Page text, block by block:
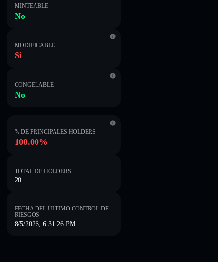
MINTEABLE
No
MODIFICABLE
Sí
CONGELABLE
No
% DE PRINCIPALES HOLDERS
100.00%
TOTAL DE HOLDERS
20
FECHA DEL ÚLTIMO CONTROL DE
RIESGOS
8/5/2026, 6:31:26 PM